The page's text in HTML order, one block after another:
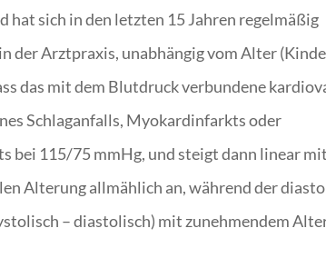
sich in den letzten 15 Jahren regelmäßig
der Arztpraxis, unabhängig vom Alter
das mit dem Blutdruck verbundene
Schlaganfalls, Myokardinfarkts oder
bei 115/75 mmHg, und steigt dann linear
Alterung allmählich an, während der
– diastolisch) mit zunehmendem